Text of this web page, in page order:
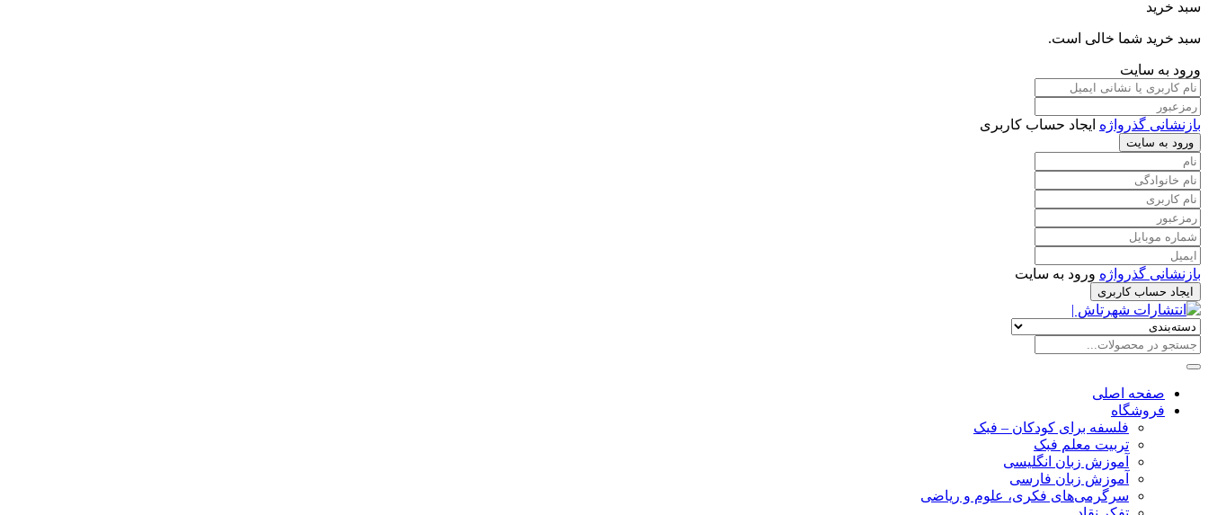
سبد خرید
سبد خرید شما خالی است.
ورود به سایت
بازنشانی گذرواژه ایجاد حساب کاربری
ورود به سایت
بازنشانی گذرواژه ورود به سایت
ایجاد حساب کاربری
صفحه اصلی
فروشگاه
فلسفه برای کودکان – فبک
تربیت معلم فبک
آموزش زبان انگلیسی
آموزش زبان فارسی
سرگرمی‌های فکری، علوم و ریاضی